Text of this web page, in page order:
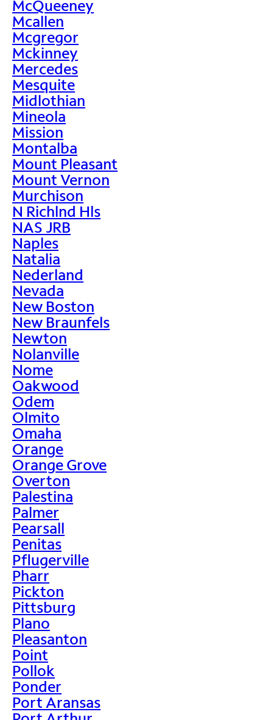
McQueeney
Mcallen
Mcgregor
Mckinney
Mercedes
Mesquite
Midlothian
Mineola
Mission
Montalba
Mount Pleasant
Mount Vernon
Murchison
N Richlnd Hls
NAS JRB
Naples
Natalia
Nederland
Nevada
New Boston
New Braunfels
Newton
Nolanville
Nome
Oakwood
Odem
Olmito
Omaha
Orange
Orange Grove
Overton
Palestina
Palmer
Pearsall
Penitas
Pflugerville
Pharr
Pickton
Pittsburg
Plano
Pleasanton
Point
Pollok
Ponder
Port Aransas